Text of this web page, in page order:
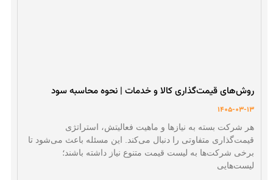
روش‌های قیمت‌گذاری کالا و خدمات | نحوه محاسبه سود
1405-03-13
هر شرکت بسته به نیازها و ماهیت فعالیتش، استراتژی
قیمت‌گذاری متفاوتی را دنبال می‌کند. این مسئله باعث می‌شود تا
برخی شرکت‌ها به لیست قیمت متنوع نیاز داشته باشند؛
لیست‌هایی